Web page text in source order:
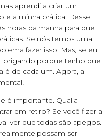
aprendi a criar um
e a minha prática. Desse
horas da manhã para que
Se nós temos uma
fazer isso. Mas, se eu
brigando porque tenho que
é de cada um. Agora, a
é importante. Qual a
em retiro? Se você fizer a
ver que todas são apegos.
possam ser